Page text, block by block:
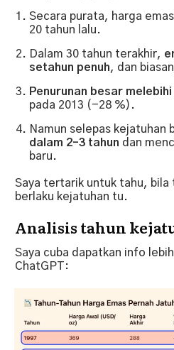
Secara purata, harga
20 tahun lalu.
Dalam 30 tahun terakhir,
setahun penuh, dan
Penurunan besar
pada 2013 (-28 %).
Namun selepas kejatuhan
dalam 2–3 tahun dan
baru.
Saya tertarik untuk tahu, bila
berlaku kejatuhan tu.
Analisis tahun
Saya cuba dapatkan info
ChatGPT: